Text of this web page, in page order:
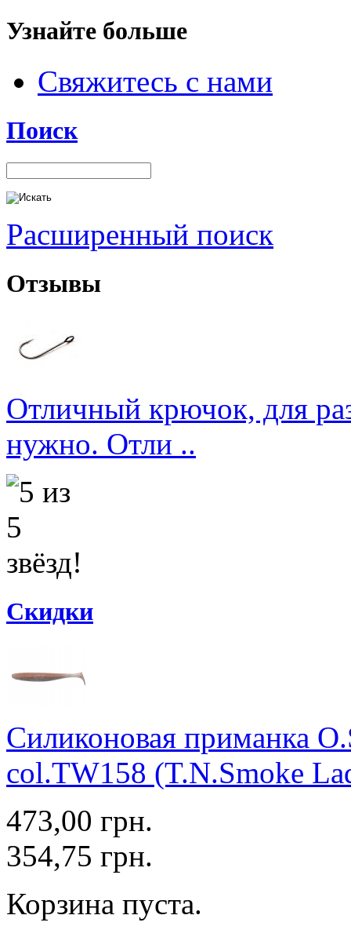
Узнайте больше
Свяжитесь с нами
Поиск
Расширенный поиск
Отзывы
Отличный крючок, для
нужно. Отли ..
Скидки
Силиконовая приманка
col.TW158 (T.N.Smoke
473,00 грн.
354,75 грн.
Корзина пуста.